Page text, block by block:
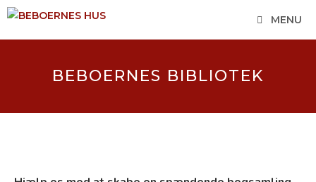
Hop
MENU
BEBOERNES BIBLIOTEK